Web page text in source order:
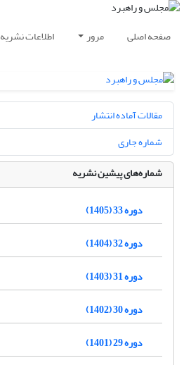
صفحه اصلی مرور اطلاعات نشریه
مقالات آماده انتشار
شماره جاری
شماره‌های پیشین نشریه
دوره 33 (1405)
دوره 32 (1404)
دوره 31 (1403)
دوره 30 (1402)
دوره 29 (1401)